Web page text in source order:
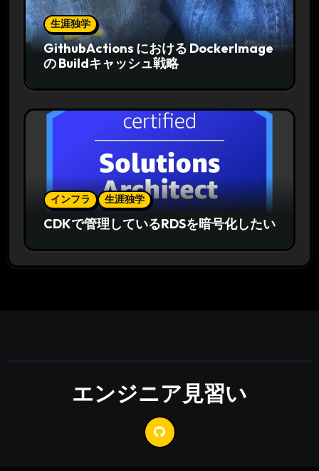
生涯独学
GithubActions における DockerImage
の Buildキャッシュ戦略
インフラ 生涯独学
CDKで管理しているRDSを暗号化したい
エンジニア見習い